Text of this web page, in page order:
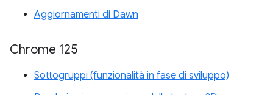
Aggiornamenti di Dawn
Chrome 125
Sottogruppi (funzionalità in fase di sviluppo)